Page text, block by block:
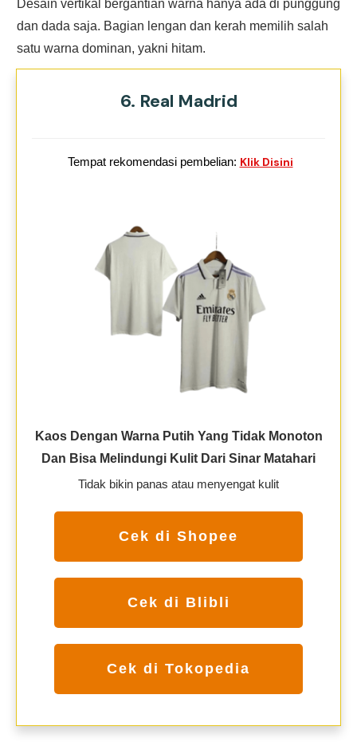
Desain vertikal bergantian warna hanya ada di punggung
dan dada saja. Bagian lengan dan kerah memilih salah
satu warna dominan, yakni hitam.
6. Real Madrid
Tempat rekomendasi pembelian: Klik Disini
Kaos Dengan Warna Putih Yang Tidak Monoton
Dan Bisa Melindungi Kulit Dari Sinar Matahari
Tidak bikin panas atau menyengat kulit
Cek di Shopee
Cek di Blibli
Cek di Tokopedia